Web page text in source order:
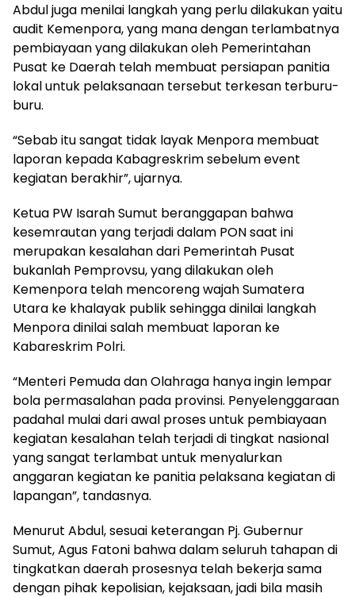
Abdul juga menilai langkah yang perlu dilakukan yaitu
audit Kemenpora, yang mana dengan terlambatnya
pembiayaan yang dilakukan oleh Pemerintahan
Pusat ke Daerah telah membuat persiapan panitia
lokal untuk pelaksanaan tersebut terkesan terburu-
buru.
“Sebab itu sangat tidak layak Menpora membuat
laporan kepada Kabagreskrim sebelum event
kegiatan berakhir”, ujarnya.
Ketua PW Isarah Sumut beranggapan bahwa
kesemrautan yang terjadi dalam PON saat ini
merupakan kesalahan dari Pemerintah Pusat
bukanlah Pemprovsu, yang dilakukan oleh
Kemenpora telah mencoreng wajah Sumatera
Utara ke khalayak publik sehingga dinilai langkah
Menpora dinilai salah membuat laporan ke
Kabareskrim Polri.
“Menteri Pemuda dan Olahraga hanya ingin lempar
bola permasalahan pada provinsi. Penyelenggaraan
padahal mulai dari awal proses untuk pembiayaan
kegiatan kesalahan telah terjadi di tingkat nasional
yang sangat terlambat untuk menyalurkan
anggaran kegiatan ke panitia pelaksana kegiatan di
lapangan”, tandasnya.
Menurut Abdul, sesuai keterangan Pj. Gubernur
Sumut, Agus Fatoni bahwa dalam seluruh tahapan di
tingkatkan daerah prosesnya telah bekerja sama
dengan pihak kepolisian, kejaksaan, jadi bila masih